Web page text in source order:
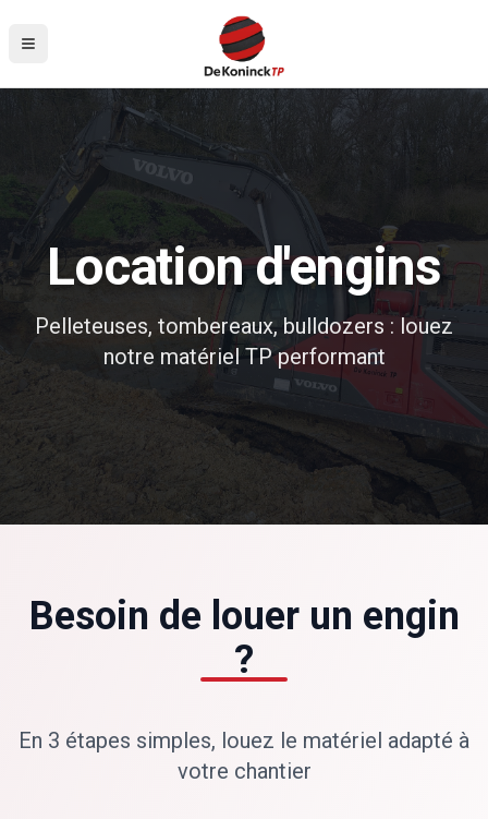
Location d'engins
Pelleteuses, tombereaux, bulldozers : louez
notre matériel TP performant
Besoin de louer un engin
?
En 3 étapes simples, louez le matériel adapté à
votre chantier